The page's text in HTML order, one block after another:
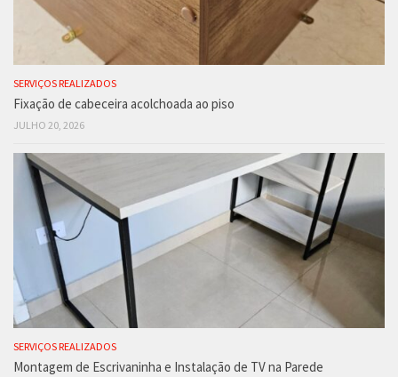
SERVIÇOS REALIZADOS
Fixação de cabeceira acolchoada ao piso
JULHO 20, 2026
SERVIÇOS REALIZADOS
Montagem de Escrivaninha e Instalação de TV na Parede